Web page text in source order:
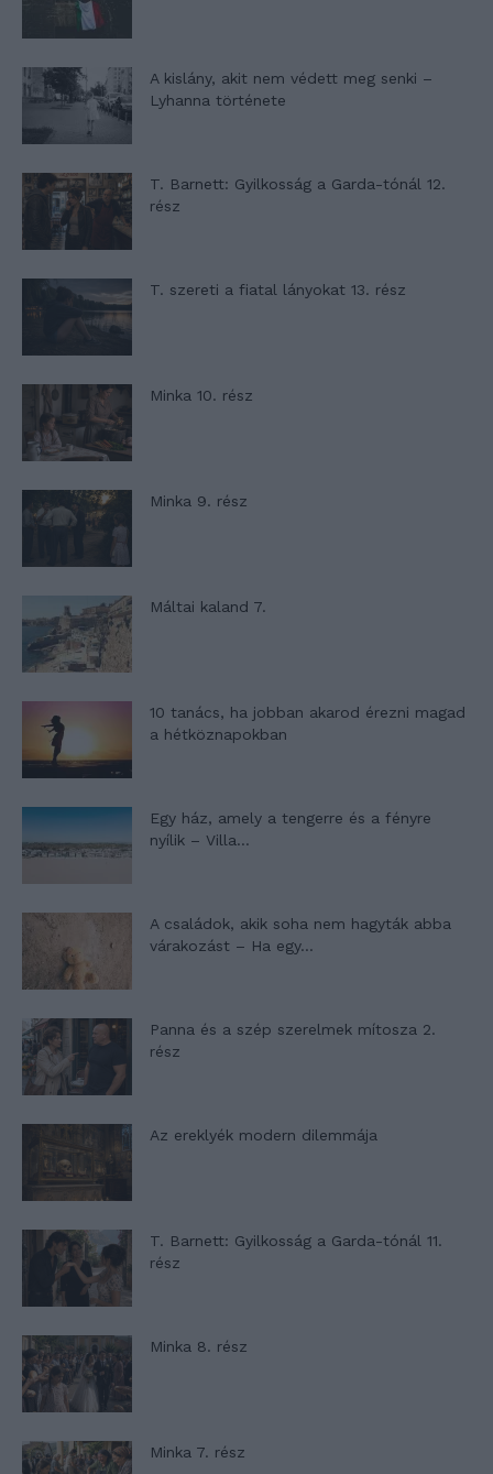
A kislány, akit nem védett meg senki –
Lyhanna története
T. Barnett: Gyilkosság a Garda-tónál 12.
rész
T. szereti a fiatal lányokat 13. rész
Minka 10. rész
Minka 9. rész
Máltai kaland 7.
10 tanács, ha jobban akarod érezni magad
a hétköznapokban
Egy ház, amely a tengerre és a fényre
nyílik – Villa...
A családok, akik soha nem hagyták abba
várakozást – Ha egy...
Panna és a szép szerelmek mítosza 2.
rész
Az ereklyék modern dilemmája
T. Barnett: Gyilkosság a Garda-tónál 11.
rész
Minka 8. rész
Minka 7. rész